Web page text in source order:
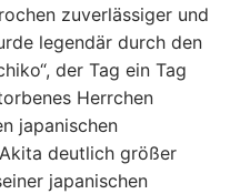
zuverlässiger und
legendär durch den
der Tag ein Tag
Herrchen
japanischen
deutlich größer
japanischen